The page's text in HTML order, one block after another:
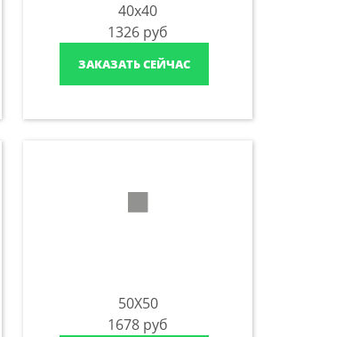
40x40
1326 руб
ЗАКАЗАТЬ СЕЙЧАС
50X50
1678 руб